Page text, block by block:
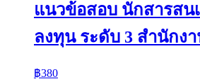
แนวข้อสอบ นักสารสน
ลงทุน ระดับ 3 สำนักง
฿380